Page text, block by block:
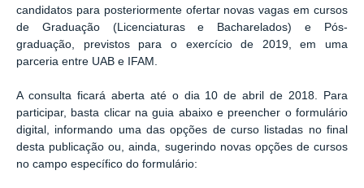
candidatos para posteriormente ofertar novas vagas em cursos
de Graduação (Licenciaturas e Bacharelados) e Pós-
graduação, previstos para o exercício de 2019, em uma
parceria entre UAB e IFAM.
A consulta ficará aberta até o dia 10 de abril de 2018. Para
participar, basta clicar na guia abaixo e preencher o formulário
digital, informando uma das opções de curso listadas no final
desta publicação ou, ainda, sugerindo novas opções de cursos
no campo específico do formulário: